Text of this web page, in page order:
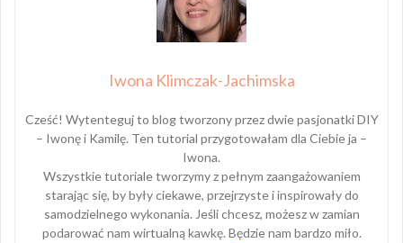
Iwona Klimczak-Jachimska
Cześć! Wytenteguj to blog tworzony przez dwie pasjonatki DIY
– Iwonę i Kamilę. Ten tutorial przygotowałam dla Ciebie ja –
Iwona.
Wszystkie tutoriale tworzymy z pełnym zaangażowaniem
starając się, by były ciekawe, przejrzyste i inspirowały do
samodzielnego wykonania. Jeśli chcesz, możesz w zamian
podarować nam wirtualną kawkę. Będzie nam bardzo miło.